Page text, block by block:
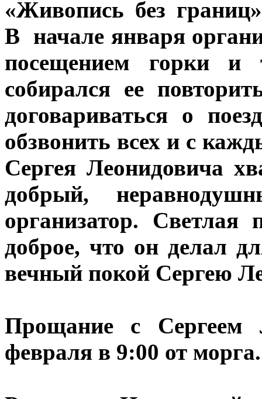
«Живопись без
В начале января
посещением горки и
собирался ее
договариваться о
обзвонить всех и с
Сергея Леонидовича
добрый,
организатор.
доброе, что он делал
вечный покой Сергею
Прощание с Сергеем
февраля в 9:00 от морга.